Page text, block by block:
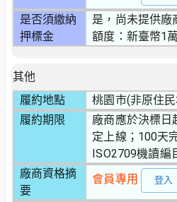
是否須繳納
押標金
是，尚未提供廠
額度：新臺幣1
其他
履約地點
桃園市(非原住
履約期限
廠商應於決標日
定上線；100天
ISO2709機讀編
廠商資格摘
要
會員專用 登入